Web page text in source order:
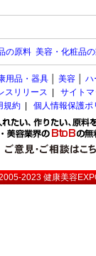
の原料 美容・化粧品
用品・器具 美容 ハ
スリリース サイト
規約 個人情報保護ポ
2023健康美容